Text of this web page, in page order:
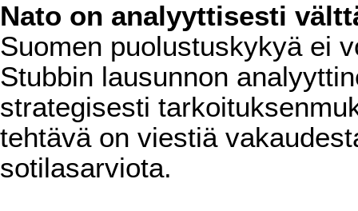
Nato on analyyttisesti
Suomen puolustuskykyä ei
Stubbin lausunnon
strategisesti
tehtävä on viestiä
sotilasarviota.